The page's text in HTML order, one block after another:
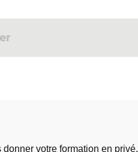
votre formation en privé.